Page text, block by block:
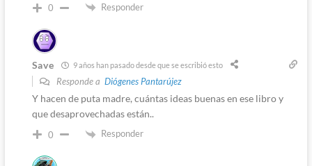
0 Responder
Save 9 años han pasado desde que se escribió esto
Responde a Diógenes Pantarújez
Y hacen de puta madre, cuántas ideas buenas en ese libro y
que desaprovechadas están..
0 Responder